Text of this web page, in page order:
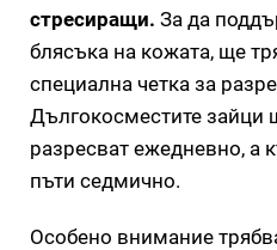
стресиращи. За да
блясъка на кожата, ще
специална четка за
Дългокосместите зайци
разресват ежедневно, а
пъти седмично.
Особено внимание